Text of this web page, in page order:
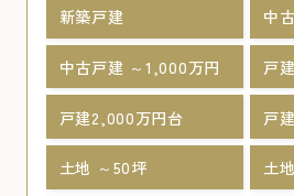
新築戸建 中
中古戸建 ～1,000万円 戸
戸建2,000万円台 戸
土地 ～50坪 土